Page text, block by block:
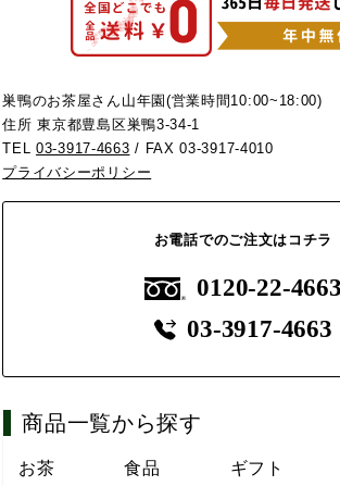
巣鴨のお茶屋さん山年園(営業時間10:00~18:00)
住所 東京都豊島区巣鴨3-34-1
TEL03-3917-4663 / FAX 03-3917-4010
プライバシーポリシー
お電話でのご注文はコチラ
0120-22-4663
03-3917-4663
商品一覧から探す
お茶 食品 ギフト